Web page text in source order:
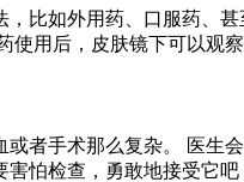
，比如外用药、口服药、
使用后，皮肤镜下可以观
或者手术那么复杂。 医生
怕检查，勇敢地接受它吧